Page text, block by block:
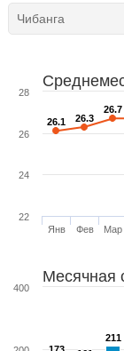
26.1
26.1 26.3
26.3
26.7
26.7
Янв Фев Мар
22
24
26
28
Месячная
211
211
400